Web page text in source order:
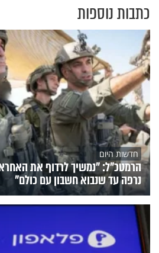
כתבות נוספות
חדשות היום
הרמטכ"ל: "נמשיך לרדוף את
נרפה עד שנבוא חשבון עם כולם"